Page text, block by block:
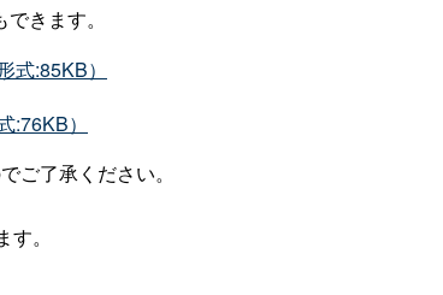
きます。
:85KB）
:76KB）
ご了承ください。
。